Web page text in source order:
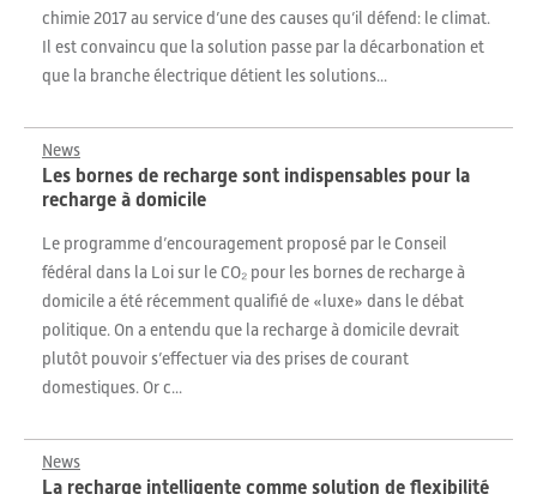
chimie 2017 au service d’une des causes qu’il défend: le climat.
Il est convaincu que la solution passe par la décarbonation et
que la branche électrique détient les solutions...
News
Les bornes de recharge sont indispensables pour la
recharge à domicile
Le programme d’encouragement proposé par le Conseil
fédéral dans la Loi sur le CO₂ pour les bornes de recharge à
domicile a été récemment qualifié de «luxe» dans le débat
politique. On a entendu que la recharge à domicile devrait
plutôt pouvoir s’effectuer via des prises de courant
domestiques. Or c...
News
La recharge intelligente comme solution de flexibilité